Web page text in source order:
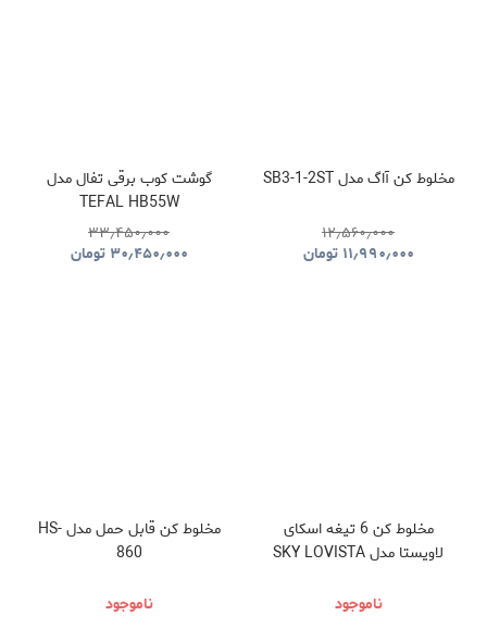
مخلوط کن آاگ مدل SB3-1-2ST
۱۲٫۵۶۰٫۰۰۰
۱۱٫۹۹۰٫۰۰۰ تومان
گوشت کوب برقی تفال مدل
TEFAL HB55W
۳۳٫۴۵۰٫۰۰۰
۳۰٫۴۵۰٫۰۰۰ تومان
مخلوط کن 6 تیغه اسکای
لاویستا مدل SKY LOVISTA
ناموجود
مخلوط کن قابل حمل مدل HS-
860
ناموجود